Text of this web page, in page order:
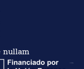
nullam